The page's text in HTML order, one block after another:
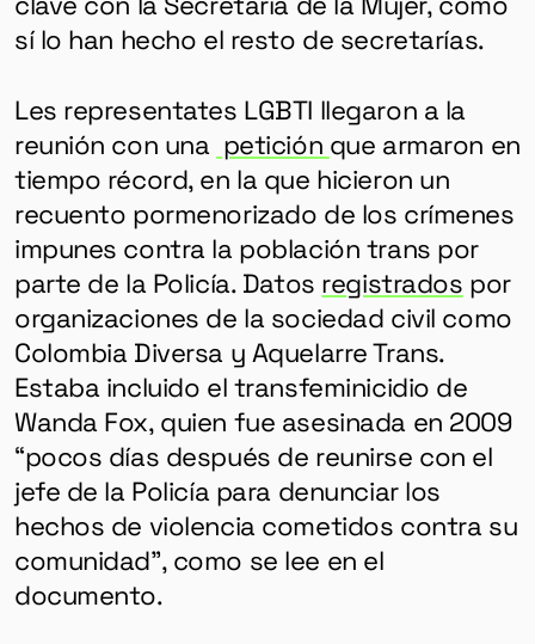
HERRAMIENTAS
SOBRE MUTANTE
DONACIONES
ESPECIALES
sí lo han hecho el resto de secretarías.
Les representates LGBTI llegaron a la
reunión con una petición que armaron en
tiempo récord, en la que hicieron un
recuento pormenorizado de los crímenes
impunes contra la población trans por
parte de la Policía. Datos registrados por
organizaciones de la sociedad civil como
Colombia Diversa y Aquelarre Trans.
Estaba incluido el transfeminicidio de
Wanda Fox, quien fue asesinada en 2009
“pocos días después de reunirse con el
jefe de la Policía para denunciar los
hechos de violencia cometidos contra su
comunidad”, como se lee en el
documento.